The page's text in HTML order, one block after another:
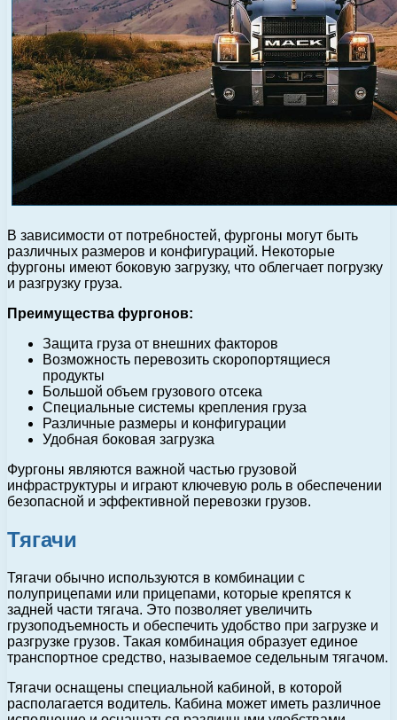
В зависимости от потребностей, фургоны могут быть
различных размеров и конфигураций. Некоторые
фургоны имеют боковую загрузку, что облегчает погрузку
и разгрузку груза.
Преимущества фургонов:
Защита груза от внешних факторов
Возможность перевозить скоропортящиеся
продукты
Большой объем грузового отсека
Специальные системы крепления груза
Различные размеры и конфигурации
Удобная боковая загрузка
Фургоны являются важной частью грузовой
инфраструктуры и играют ключевую роль в обеспечении
безопасной и эффективной перевозки грузов.
Тягачи
Тягачи обычно используются в комбинации с
полуприцепами или прицепами, которые крепятся к
задней части тягача. Это позволяет увеличить
грузоподъемность и обеспечить удобство при загрузке и
разгрузке грузов. Такая комбинация образует единое
транспортное средство, называемое седельным тягачом.
Тягачи оснащены специальной кабиной, в которой
располагается водитель. Кабина может иметь различное